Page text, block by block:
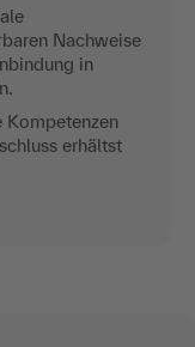
Nachweise
in
erhältst